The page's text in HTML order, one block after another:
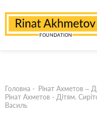
Головна - Рінат Ахметов –
Рінат Ахметов - Дітям.
Василь